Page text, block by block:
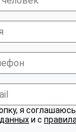
я
и с